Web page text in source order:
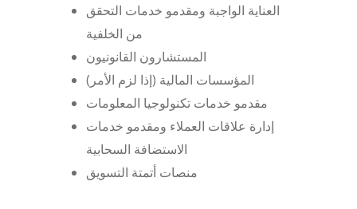
العناية الواجبة ومقدمو خدمات التحقق
من الخلفية
المستشارون القانونيون
المؤسسات المالية (إذا لزم الأمر)
مقدمو خدمات تكنولوجيا المعلومات
إدارة علاقات العملاء ومقدمو خدمات
الاستضافة السحابية
منصات أتمتة التسويق